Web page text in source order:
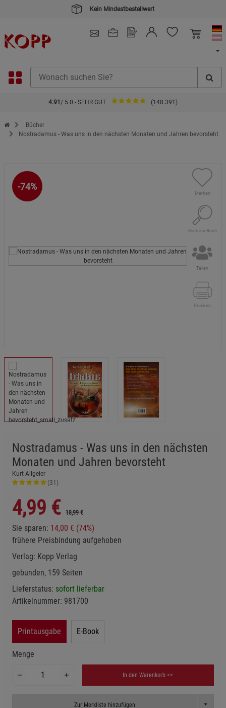
Kein Mindestbestellwert
4.91 / 5.0 - SEHR GUT (148.391)
Zur Startseite des Kopp Verlag Online-Shop
Bücher
Nostradamus - Was uns in den nächsten Monaten und Jahren bevorsteht
-74%
Merken
Klick ins Buch
Teilen
Drucken
Nostradamus - Was uns in den nächsten
Monaten und Jahren bevorsteht
Kurt Allgeier
(31)
4,99 € 18,99 €
Sie sparen: 14,00 € (74%)
frühere Preisbindung aufgehoben
Verlag: Kopp Verlag
gebunden, 159 Seiten
Lieferstatus: sofort lieferbar
Artikelnummer: 981700
Printausgabe E-Book
Menge
In den Warenkorb >>
Zur Merkliste hinzufügen Toggle